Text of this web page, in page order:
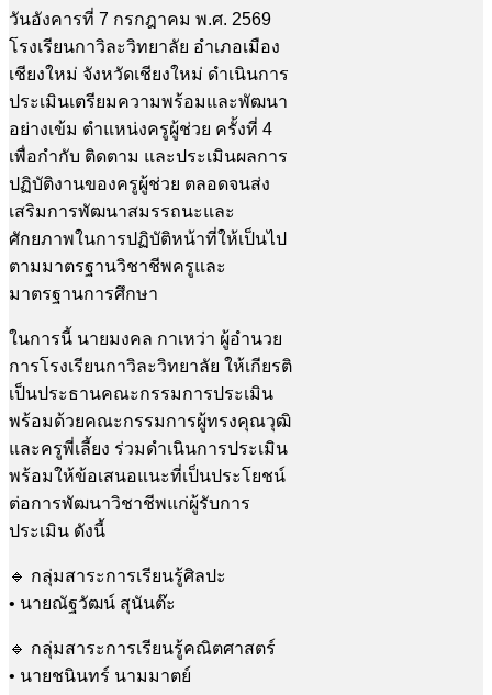
วันอังคารที่ 7 กรกฎาคม พ.ศ. 2569
โรงเรียนกาวิละวิทยาลัย อำเภอเมือง
เชียงใหม่ จังหวัดเชียงใหม่ ดำเนินการ
ประเมินเตรียมความพร้อมและพัฒนา
อย่างเข้ม ตำแหน่งครูผู้ช่วย ครั้งที่ 4
เพื่อกำกับ ติดตาม และประเมินผลการ
ปฏิบัติงานของครูผู้ช่วย ตลอดจนส่ง
เสริมการพัฒนาสมรรถนะและ
ศักยภาพในการปฏิบัติหน้าที่ให้เป็นไป
ตามมาตรฐานวิชาชีพครูและ
มาตรฐานการศึกษา
ในการนี้ นายมงคล กาเหว่า ผู้อำนวย
การโรงเรียนกาวิละวิทยาลัย ให้เกียรติ
เป็นประธานคณะกรรมการประเมิน
พร้อมด้วยคณะกรรมการผู้ทรงคุณวุฒิ
และครูพี่เลี้ยง ร่วมดำเนินการประเมิน
พร้อมให้ข้อเสนอแนะที่เป็นประโยชน์
ต่อการพัฒนาวิชาชีพแก่ผู้รับการ
ประเมิน ดังนี้
🔹 กลุ่มสาระการเรียนรู้ศิลปะ
• นายณัฐวัฒน์ สุนันต๊ะ
🔹 กลุ่มสาระการเรียนรู้คณิตศาสตร์
• นายชนินทร์ นามมาตย์